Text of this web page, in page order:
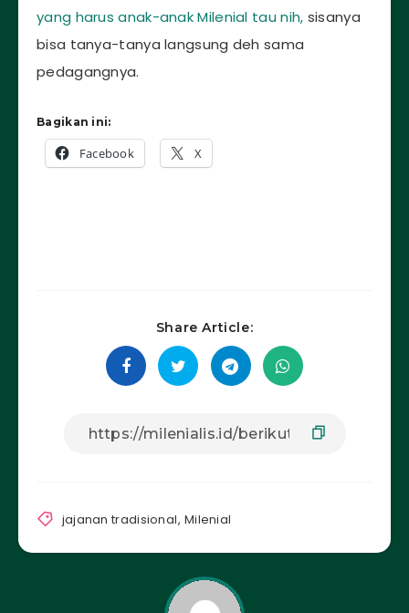
yang harus anak-anak Milenial tau nih, sisanya
bisa tanya-tanya langsung deh sama
pedagangnya.
Bagikan ini:
Facebook X
Share Article:
jajanan tradisional, Milenial